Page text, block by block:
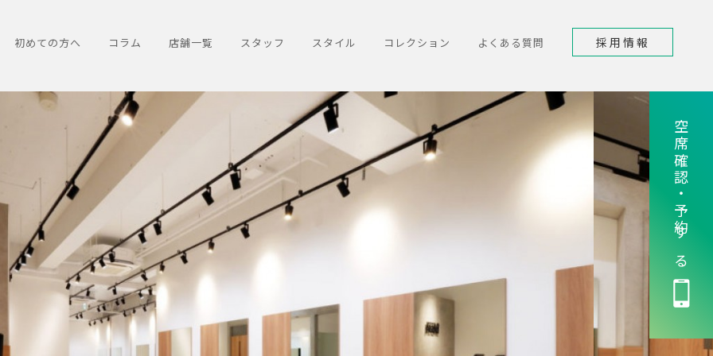
初めての方へ コラム 店舗一覧 スタッフ スタイル コレクション よくある質問 採用情報
空席確認・予約する